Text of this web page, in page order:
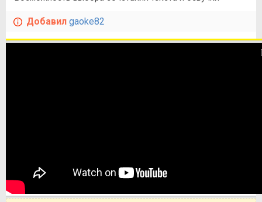
Добавил gaoke82